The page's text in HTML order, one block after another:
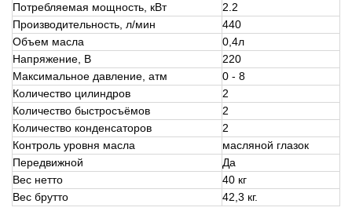
Потребляемая мощность, кВт
2.2
Производительность, л/мин
440
Объем масла
0,4л
Напряжение, В
220
Максимальное давление, атм
0 - 8
Количество цилиндров
2
Количество быстросъёмов
2
Количество конденсаторов
2
Контроль уровня масла
масляной глазок
Передвижной
Да
Вес нетто
40 кг
Вес брутто
42,3 кг.